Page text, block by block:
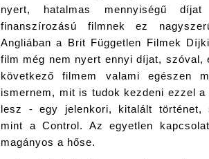
nyert, hatalmas mennyiségű
finanszírozású filmnek ez
Angliában a Brit Független Filmek
film még nem nyert ennyi díjat, szóval,
következő filmem valami egészen
ismernem, mit is tudok kezdeni ezzel
lesz - egy jelenkori, kitalált történet,
mint a Control. Az egyetlen
magányos a hőse.